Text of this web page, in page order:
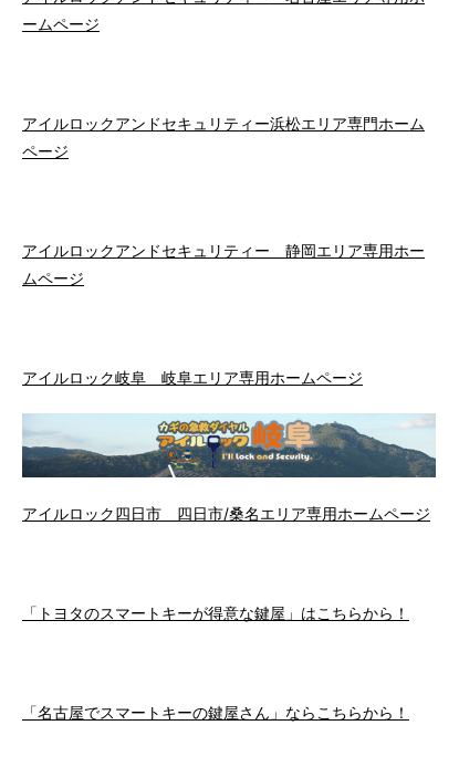
ームページ
アイルロックアンドセキュリティー浜松エリア専門ホーム
ページ
アイルロックアンドセキュリティー 静岡エリア専用ホー
ムページ
アイルロック岐阜 岐阜エリア専用ホームページ
アイルロック四日市 四日市/桑名エリア専用ホームページ
「トヨタのスマートキーが得意な鍵屋」はこちらから！
「名古屋でスマートキーの鍵屋さん」ならこちらから！